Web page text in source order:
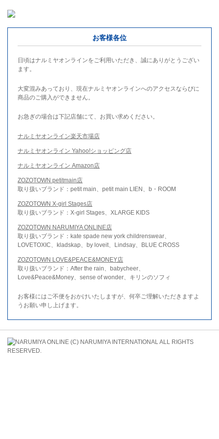
お客様各位
日頃はナルミヤオンラインをご利用いただき、誠にありがとうござい
ます。
大変混みあっており、現在ナルミヤオンラインへのアクセスならびに
商品のご購入ができません。
お急ぎの場合は下記店舗にて、お買い求めください。
ナルミヤオンライン楽天市場店
ナルミヤオンライン Yahoo!ショッピング店
ナルミヤオンライン Amazon店
ZOZOTOWN petitmain店
取り扱いブランド：petit main、petit main LIEN、b・ROOM
ZOZOTOWN X-girl Stages店
取り扱いブランド：X-girl Stages、XLARGE KIDS
ZOZOTOWN NARUMIYA ONLINE店
取り扱いブランド：kate spade new york childrenswear、
LOVETOXIC、kladskap、by loveit、Lindsay、BLUE CROSS
ZOZOTOWN LOVE&PEACE&MONEY店
取り扱いブランド：After the rain、babycheer、
Love&Peace&Money、sense of wonder、キリンのソフィ
お客様にはご不便をおかけいたしますが、何卒ご理解いただきますよ
うお願い申し上げます。